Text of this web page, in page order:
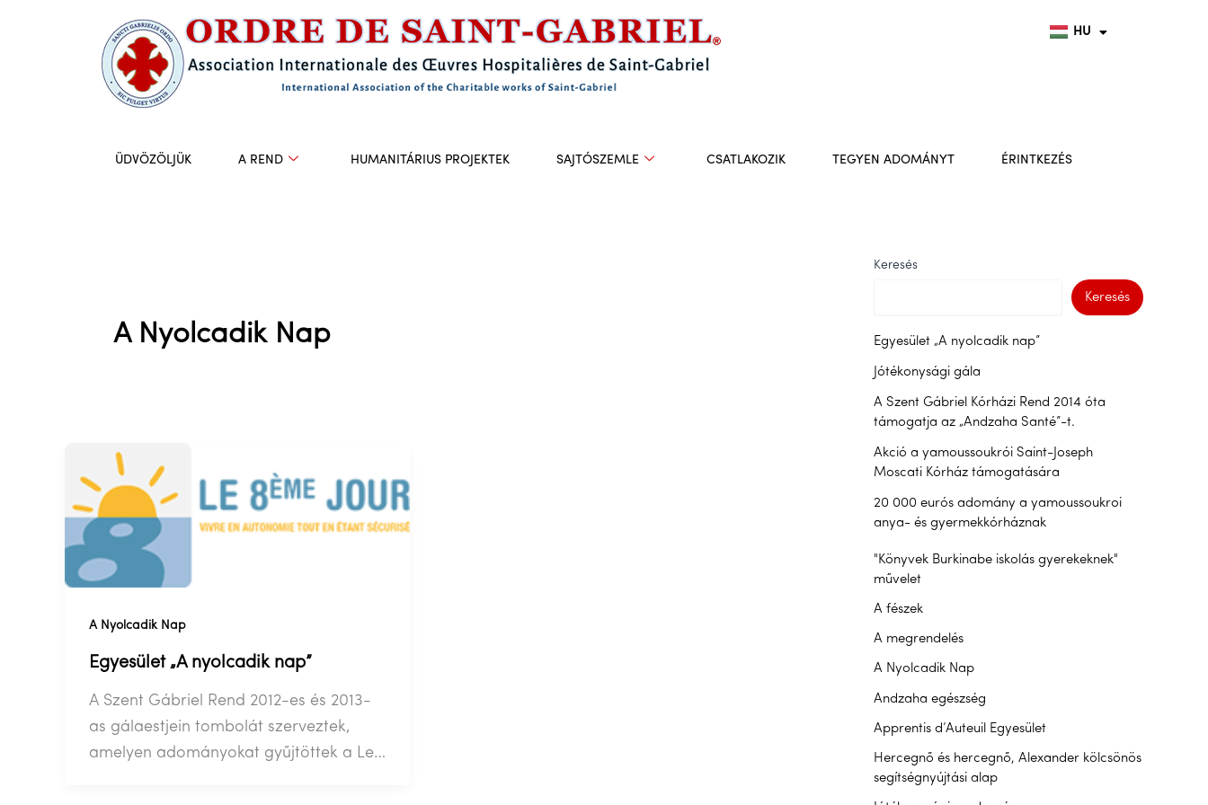
HU
EN
DE
ÜDVÖZÖLJÜK A REND HUMANITÁRIUS PROJEKTEK SAJTÓSZEMLE CSATLAKOZIK TEGYEN ADOMÁNYT ÉRINTKEZÉS
A Nyolcadik Nap
A Nyolcadik Nap
Egyesület „A nyolcadik nap”
A Szent Gábriel Rend 2012-es és 2013-
as gálaestjein tombolát szerveztek,
amelyen adományokat gyűjtöttek a Le
Keresés
Keresés
Egyesület „A nyolcadik nap”
Jótékonysági gála
A Szent Gábriel Kórházi Rend 2014 óta
támogatja az „Andzaha Santé”-t.
Akció a yamoussoukrói Saint-Joseph
Moscati Kórház támogatására
20 000 eurós adomány a yamoussoukroi
anya- és gyermekkórháznak
"Könyvek Burkinabe iskolás gyerekeknek"
művelet
A fészek
A megrendelés
A Nyolcadik Nap
Andzaha egészség
Apprentis d’Auteuil Egyesület
Hercegnő és hercegnő, Alexander kölcsönös
segítségnyújtási alap